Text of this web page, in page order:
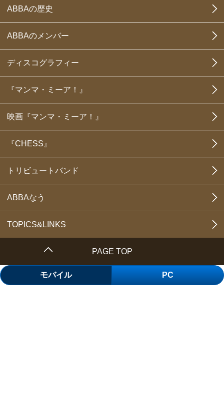
ABBAの歴史
ABBAのメンバー
ディスコグラフィー
『マンマ・ミーア！』
映画『マンマ・ミーア！』
『CHESS』
トリビュートバンド
ABBAなう
TOPICS&LINKS
PAGE TOP
モバイル PC